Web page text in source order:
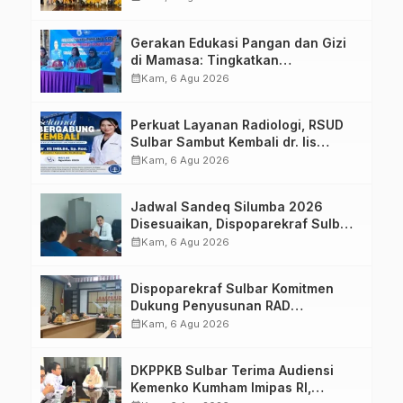
Gerakan Edukasi Pangan dan Gizi
di Mamasa: Tingkatkan
Pengetahuan dan Keterampilan
calendar_monthKam, 6 Agu 2026
Perkuat Layanan Radiologi, RSUD
Sulbar Sambut Kembali dr. Iis
Imelda, Sp.Rad
calendar_monthKam, 6 Agu 2026
Jadwal Sandeq Silumba 2026
Disesuaikan, Dispoparekraf Sulbar
Pastikan Persiapan Tetap
calendar_monthKam, 6 Agu 2026
Dispoparekraf Sulbar Komitmen
Dukung Penyusunan RAD
TPB/SDGs Sulawesi Barat
calendar_monthKam, 6 Agu 2026
DKPPKB Sulbar Terima Audiensi
Kemenko Kumham Imipas RI,